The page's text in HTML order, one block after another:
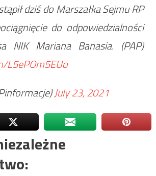
dziś do Marszałka Sejmu RP
do odpowiedzialności
NIK Mariana Banasia. (PAP)
L5ePOm5EUo
July 23, 2021